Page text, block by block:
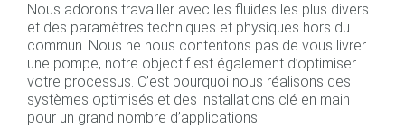
Services
Consulting
Technologies
Nous adorons travailler avec les fluides les plus divers
et des paramètres techniques et physiques hors du
commun. Nous ne nous contentons pas de vous livrer
une pompe, notre objectif est également d’optimiser
votre processus. C’est pourquoi nous réalisons des
systèmes optimisés et des installations clé en main
pour un grand nombre d’applications.